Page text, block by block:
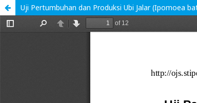
Uji Pertumbuhan dan Produksi Ubi Jalar (Ipomoea